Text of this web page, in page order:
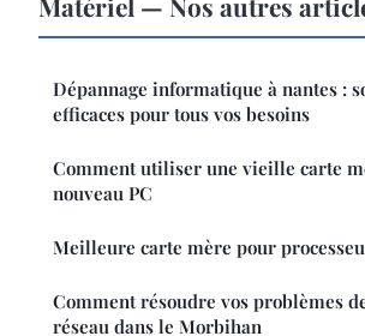
Dépannage informatique à nantes :
efficaces pour tous vos besoins
Comment utiliser une vieille carte
nouveau PC
Meilleure carte mère pour
Comment résoudre vos problèmes
réseau dans le Morbihan